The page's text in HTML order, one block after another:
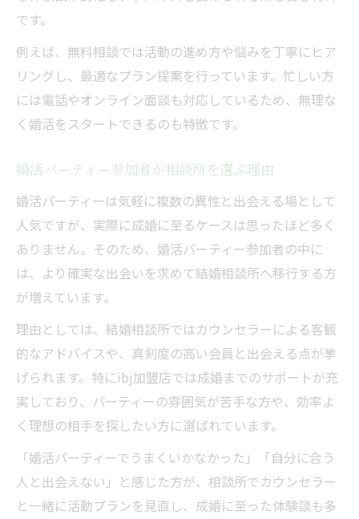
です。
例えば、無料相談では活動の進め方や悩みを丁寧にヒア
リングし、最適なプラン提案を行っています。忙しい方
には電話やオンライン面談も対応しているため、無理な
く婚活をスタートできるのも特徴です。
婚活パーティー参加者が相談所を選ぶ理由
婚活パーティーは気軽に複数の異性と出会える場として
人気ですが、実際に成婚に至るケースは思ったほど多く
ありません。そのため、婚活パーティー参加者の中に
は、より確実な出会いを求めて結婚相談所へ移行する方
が増えています。
理由としては、結婚相談所ではカウンセラーによる客観
的なアドバイスや、真剣度の高い会員と出会える点が挙
げられます。特にibj加盟店では成婚までのサポートが充
実しており、パーティーの雰囲気が苦手な方や、効率よ
く理想の相手を探したい方に選ばれています。
「婚活パーティーでうまくいかなかった」「自分に合う
人と出会えない」と感じた方が、相談所でカウンセラー
と一緒に活動プランを見直し、成婚に至った体験談も多